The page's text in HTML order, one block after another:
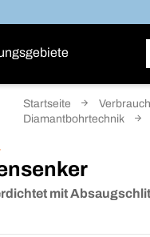
Startseite
Diamantbohrtechnik
mit